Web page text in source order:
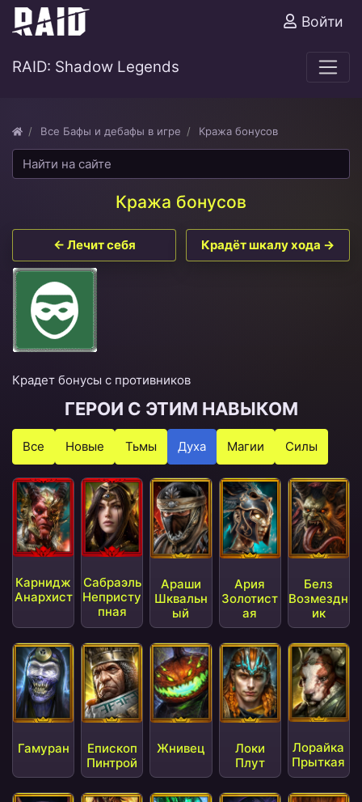
Войти
RAID: Shadow Legends
Все Бафы и дебафы в игре Кража бонусов
Кража бонусов
← Лечит себя Крадёт шкалу хода →
Крадет бонусы с противников
ГЕРОИ С ЭТИМ НАВЫКОМ
Все Новые Тьмы Духа Магии Силы
Карнидж
Анархист
Сабраэль
Непристу
пная
Араши
Шквальн
ый
Ария
Золотист
ая
Белз
Возмездн
ик
Гамуран
Епископ
Пинтрой
Жнивец
Локи
Плут
Лорайка
Прыткая